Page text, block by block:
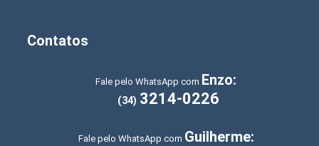
Contatos
Fale pelo WhatsApp com Enzo:
(34) 3214-0226
Fale pelo WhatsApp com Guilherme: